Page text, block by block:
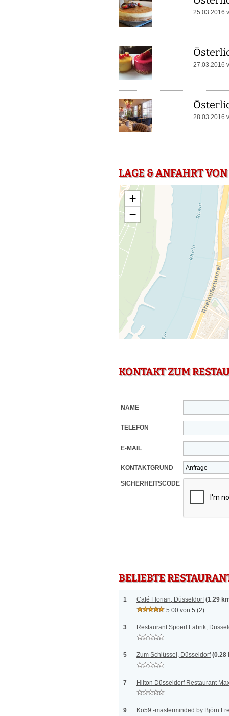
25.03.2016
27.03.2016
28.03.2016
LAGE & ANFAHRT
+
−
KONTAKT ZUM
NAME
TELEFON
E-MAIL
KONTAKTGRUND
SICHERHEITSCODE
BELIEBTE
1 Café Florian, Düsseldorf (1.29
5.00 von 5 (2)
3 Restaurant Spoerl Fabrik,
5 Zum Schlüssel, Düsseldorf (0.28
7 Hilton Düsseldorf Restaurant
9 Kö59 -masterminded by Björn